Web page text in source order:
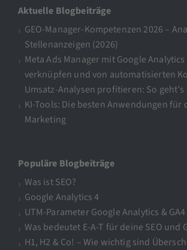
Aktuelle Blogbeiträge
GEO-Manager-Kompetenzen 2026 –
Stellenanzeigen (2026)
Meta Ads Manager mit Google Analytics
verknüpfen und von automatisierten
Umsatz-Analysen profitieren: So geht’s
KI-Tools: Die besten Anwendungen für
Marketing
Populäre Blogbeiträge
Was ist SEO?
Google Analytics 4
UTM-Parameter Google Analytics & GA4
Was bedeutet E-A-T für deine SEO und
H1, H2 & Co! – Wie wichtig sind